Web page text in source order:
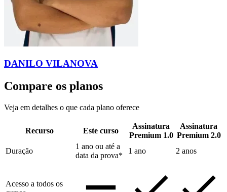
DANILO VILANOVA
Compare os planos
Veja em detalhes o que cada plano oferece
Recurso Este curso
Assinatura
Premium 1.0
Assinatura
Premium 2.0
Duração
1 ano ou até a
data da prova*
1 ano 2 anos
Acesso a todos os